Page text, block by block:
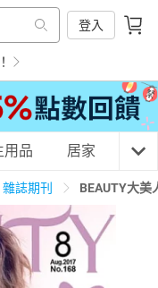
登入
健 民生用品
用品 居家 3C
雜誌期刊 BEAUTY大